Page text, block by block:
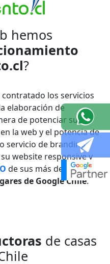
hemos
?
los servicios
elaboración de
de potenciar su
la web y el potencia de
servicio de branding
website responsive y
de sus más destacados
de Google Chile.
de casas